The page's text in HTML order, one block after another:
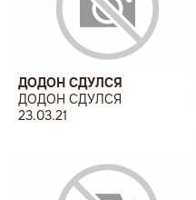
ДОДОН СДУЛСЯ
ДОДОН СДУЛСЯ
23.03.21